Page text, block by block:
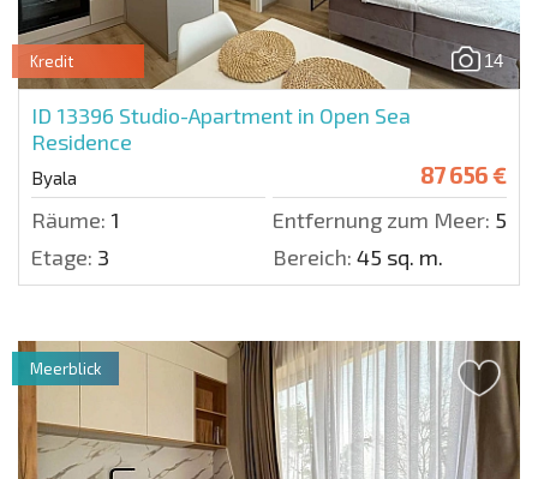
14
Kredit
ID 13396 Studio-Apartment in Open Sea
Residence
Byala 87 656 €
Räume: 1 Entfernung zum Meer: 50
Etage: 3 Bereich: 45 sq. m.
Meerblick